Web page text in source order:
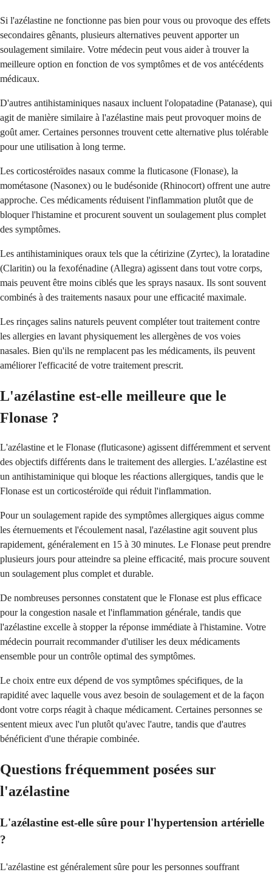
Si l'azélastine ne fonctionne pas bien pour vous ou provoque des effets
secondaires gênants, plusieurs alternatives peuvent apporter un
soulagement similaire. Votre médecin peut vous aider à trouver la
meilleure option en fonction de vos symptômes et de vos antécédents
médicaux.
D'autres antihistaminiques nasaux incluent l'olopatadine (Patanase), qui
agit de manière similaire à l'azélastine mais peut provoquer moins de
goût amer. Certaines personnes trouvent cette alternative plus tolérable
pour une utilisation à long terme.
Les corticostéroïdes nasaux comme la fluticasone (Flonase), la
mométasone (Nasonex) ou le budésonide (Rhinocort) offrent une autre
approche. Ces médicaments réduisent l'inflammation plutôt que de
bloquer l'histamine et procurent souvent un soulagement plus complet
des symptômes.
Les antihistaminiques oraux tels que la cétirizine (Zyrtec), la loratadine
(Claritin) ou la fexofénadine (Allegra) agissent dans tout votre corps,
mais peuvent être moins ciblés que les sprays nasaux. Ils sont souvent
combinés à des traitements nasaux pour une efficacité maximale.
Les rinçages salins naturels peuvent compléter tout traitement contre
les allergies en lavant physiquement les allergènes de vos voies
nasales. Bien qu'ils ne remplacent pas les médicaments, ils peuvent
améliorer l'efficacité de votre traitement prescrit.
L'azélastine est-elle meilleure que le
Flonase ?
L'azélastine et le Flonase (fluticasone) agissent différemment et servent
des objectifs différents dans le traitement des allergies. L'azélastine est
un antihistaminique qui bloque les réactions allergiques, tandis que le
Flonase est un corticostéroïde qui réduit l'inflammation.
Pour un soulagement rapide des symptômes allergiques aigus comme
les éternuements et l'écoulement nasal, l'azélastine agit souvent plus
rapidement, généralement en 15 à 30 minutes. Le Flonase peut prendre
plusieurs jours pour atteindre sa pleine efficacité, mais procure souvent
un soulagement plus complet et durable.
De nombreuses personnes constatent que le Flonase est plus efficace
pour la congestion nasale et l'inflammation générale, tandis que
l'azélastine excelle à stopper la réponse immédiate à l'histamine. Votre
médecin pourrait recommander d'utiliser les deux médicaments
ensemble pour un contrôle optimal des symptômes.
Le choix entre eux dépend de vos symptômes spécifiques, de la
rapidité avec laquelle vous avez besoin de soulagement et de la façon
dont votre corps réagit à chaque médicament. Certaines personnes se
sentent mieux avec l'un plutôt qu'avec l'autre, tandis que d'autres
bénéficient d'une thérapie combinée.
Questions fréquemment posées sur
l'azélastine
L'azélastine est-elle sûre pour l'hypertension artérielle
?
L'azélastine est généralement sûre pour les personnes souffrant